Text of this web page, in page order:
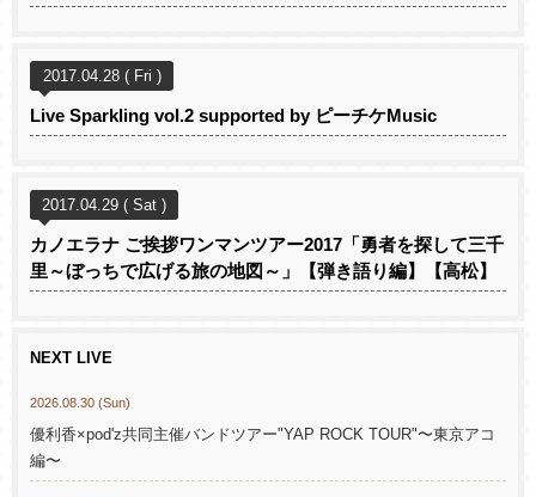
2017.04.28 ( Fri )
Live Sparkling vol.2 supported by ピーチケMusic
2017.04.29 ( Sat )
カノエラナ ご挨拶ワンマンツアー2017「勇者を探して三千
里～ぼっちで広げる旅の地図～」【弾き語り編】【高松】
NEXT LIVE
2026.08.30 (Sun)
優利香×pod'z共同主催バンドツアー"YAP ROCK TOUR"〜東京アコ
編〜